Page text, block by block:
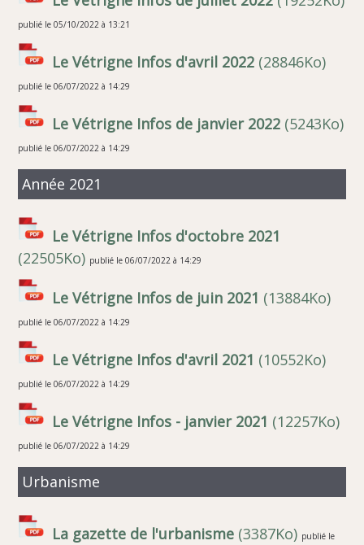
publié le 05/10/2022 à 13:21
Le Vétrigne Infos d'avril 2022 (28846Ko)
publié le 06/07/2022 à 14:29
Le Vétrigne Infos de janvier 2022 (5243Ko)
publié le 06/07/2022 à 14:29
Année 2021
Le Vétrigne Infos d'octobre 2021
(22505Ko) publié le 06/07/2022 à 14:29
Le Vétrigne Infos de juin 2021 (13884Ko)
publié le 06/07/2022 à 14:29
Le Vétrigne Infos d'avril 2021 (10552Ko)
publié le 06/07/2022 à 14:29
Le Vétrigne Infos - janvier 2021 (12257Ko)
publié le 06/07/2022 à 14:29
Urbanisme
La gazette de l'urbanisme (3387Ko) publié le